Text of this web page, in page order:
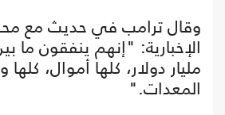
وقال ترامب في حديث مع
مليار دولار، كلها أموال،
المعدات."